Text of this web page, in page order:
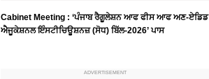
Cabinet Meeting : ‘ਪੰਜਾਬ ਰੈਗੂਲੇਸ਼ਨ ਆਫ ਫੀਸ ਆਫ ਅਣ-ਏਡਿਡ
ਐਜੂਕੇਸ਼ਨਲ ਇੰਸਟੀਚਿਊਸ਼ਨਜ਼ (ਸੋਧ) ਬਿੱਲ-2026’ ਪਾਸ